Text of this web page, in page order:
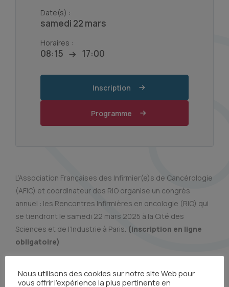
Date(s) :
samedi 22 mars
Horaires :
08:15 17:00
Inscription
Programme
L’Association Françaises des Infirmier(e)s de Cancérologie
(AFIC) et coordinateur des RIO organise un congrès
annuel : les Rencontres Infirmières en oncologie (RIO) qui
se tiendront le samedi 22 mars 2025 à la Cité des
Sciences et de l’Industrie à Paris. (inscription en ligne
obligatoire)
leurs candidatures pourl’appel à communication(sous
Nous utilisons des cookies sur notre site Web pour
vous offrir l'expérience la plus pertinente en